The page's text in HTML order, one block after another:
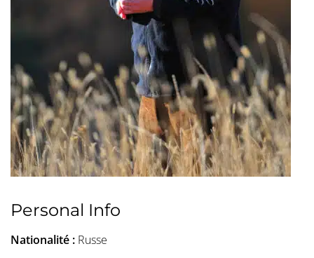
Personal Info
Nationalité : Russe